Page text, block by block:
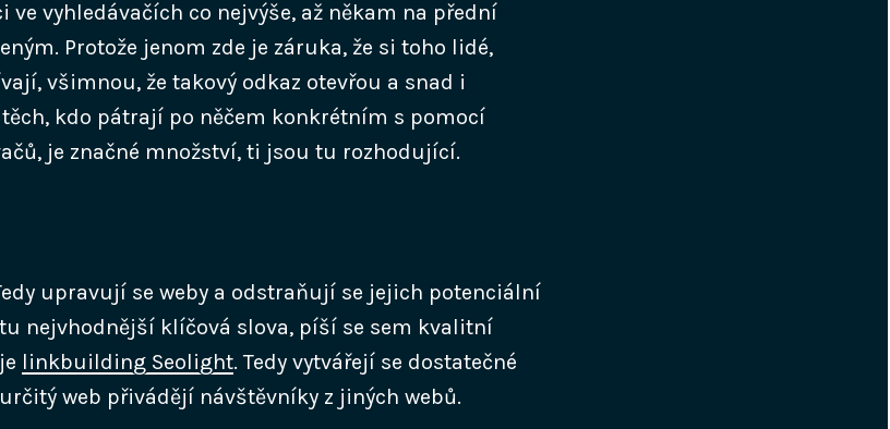
ve vyhledávačích co nejvýše, až někam na přední
Protože jenom zde je záruka, že si toho lidé,
všimnou, že takový odkaz otevřou a snad i
kdo pátrají po něčem konkrétním s pomocí
je značné množství, ti jsou tu rozhodující.
upravují se weby a odstraňují se jejich potenciální
nejvhodnější klíčová slova, píší se sem kvalitní
linkbuilding Seolight. Tedy vytvářejí se dostatečné
web přivádějí návštěvníky z jiných webů.